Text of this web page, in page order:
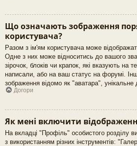
Що означають зображення
користувача?
Разом з ім'ям користувача може
Одне з них може відноситись до вашого
зірочок, блоків чи крапок, які вказують на
написали, або на ваш статус на форумі.
зображення відомо як "аватара", унікальне
Догори
Як мені включити
На вкладці "Профіль" особистого розділу
з використанням різних інструментів: